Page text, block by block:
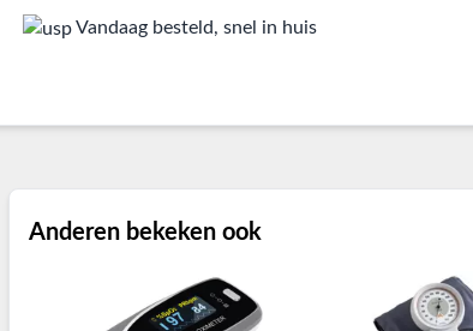
Vandaag besteld, snel in huis
Anderen bekeken ook